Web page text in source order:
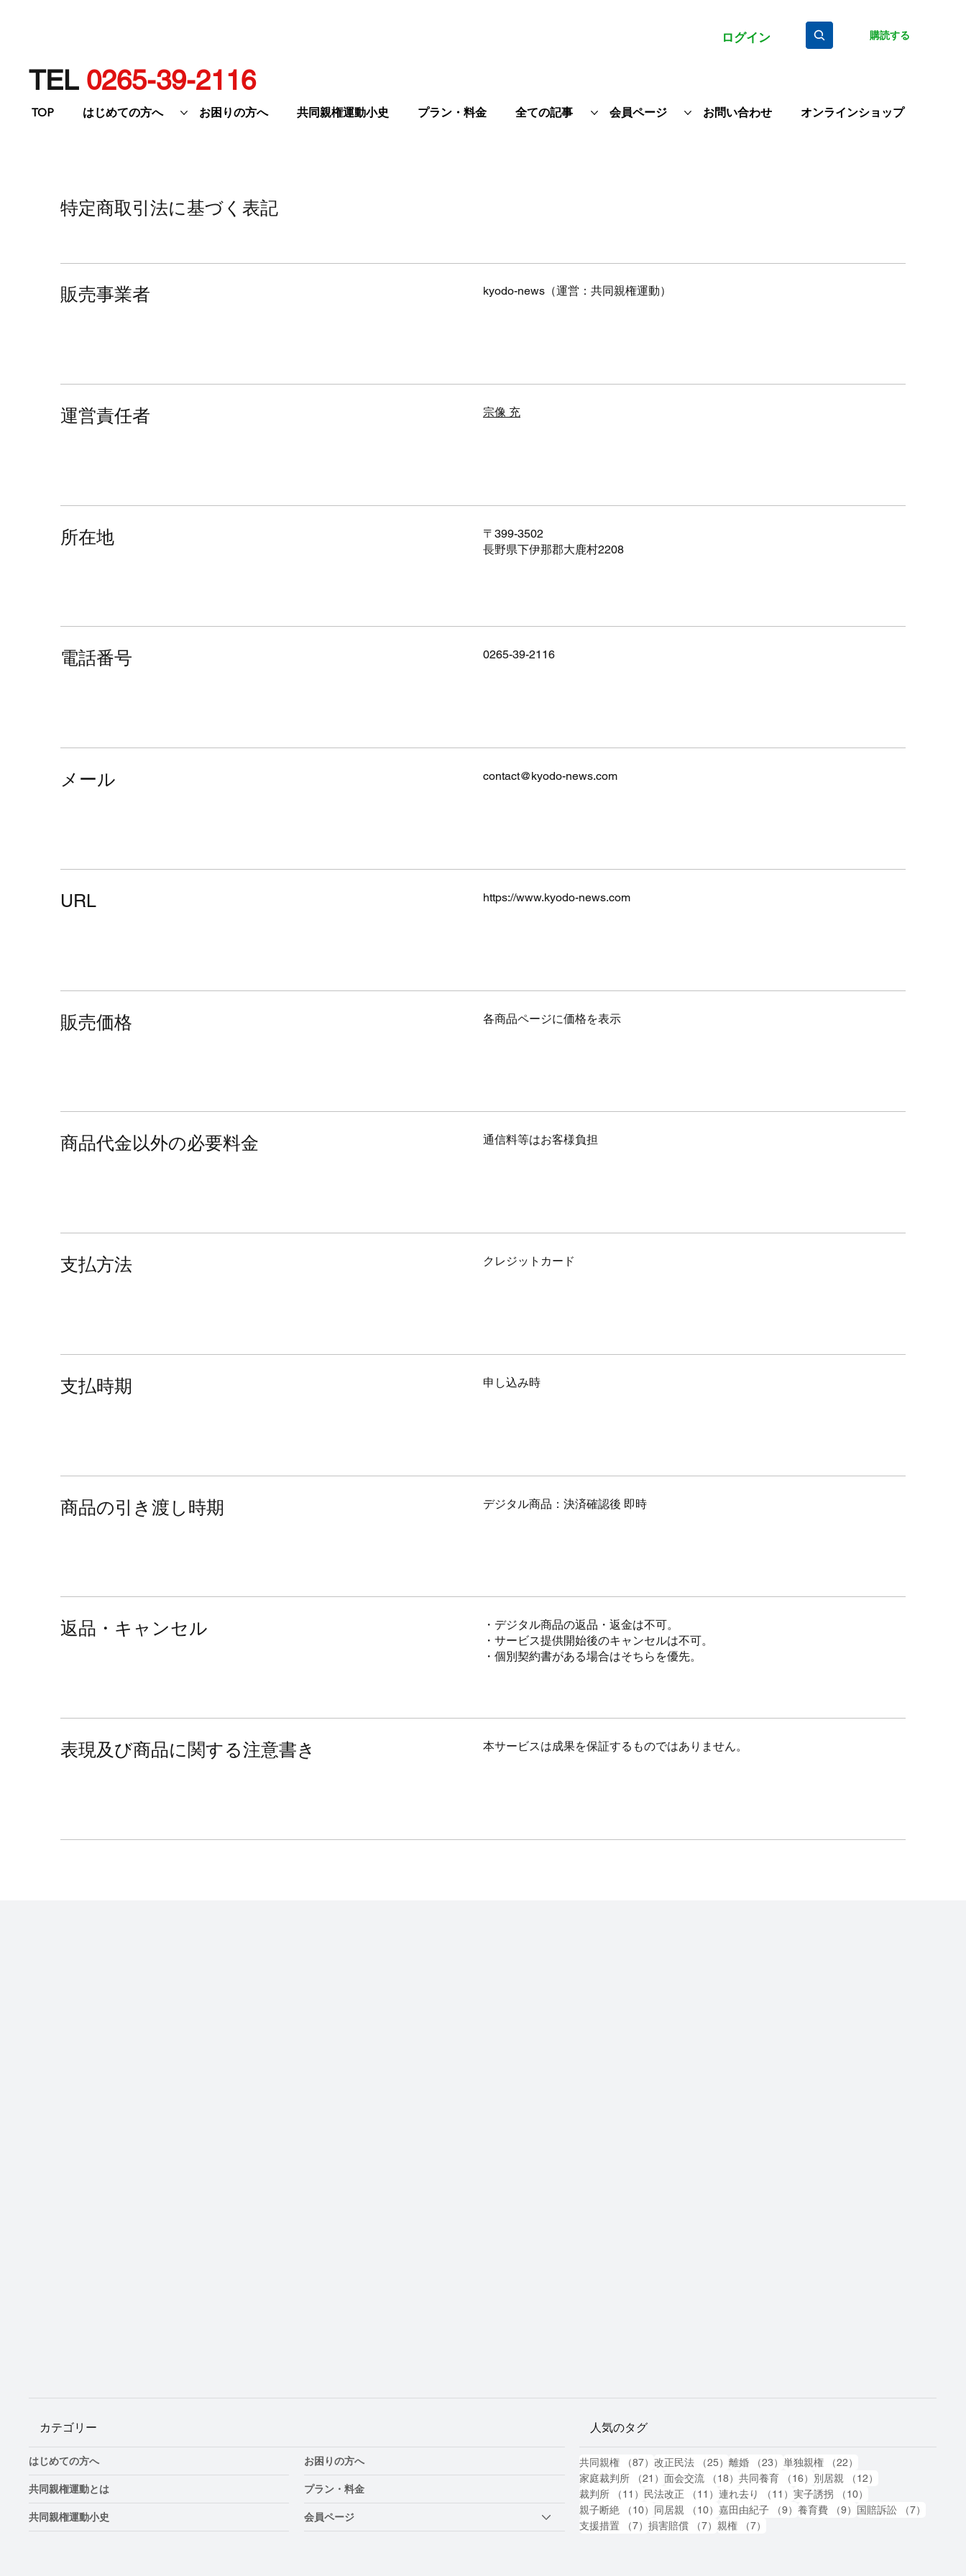
ログイン 購読する
TOP はじめての方へ お困りの方へ 共同親権運動小史 プラン・料金 全ての記事 会員ページ お問い合わせ オンラインショップ
TEL 0265-39-2116
特定商取引法に基づく表記
販売事業者 kyodo-news（運営：共同親権運動）
運営責任者 宗像 充
所在地
〒399-3502
長野県下伊那郡大鹿村2208
電話番号 0265-39-2116
メール contact@kyodo-news.com
URL https://www.kyodo-news.com
販売価格 各商品ページに価格を表示
商品代金以外の必要料金 通信料等はお客様負担
支払方法 クレジットカード
支払時期 申し込み時
商品の引き渡し時期 デジタル商品：決済確認後 即時
返品・キャンセル
・デジタル商品の返品・返金は不可。
・サービス提供開始後のキャンセルは不可。
・個別契約書がある場合はそちらを優先。
表現及び商品に関する注意書き 本サービスは成果を保証するものではありません。
カテゴリー
はじめての方へ
共同親権運動とは
共同親権運動小史
お困りの方へ
プラン・料金
会員ページ
人気のタグ
共同親権 （87）87件の記事
改正民法 （25）25件の記事
離婚 （23）23件の記事
単独親権 （22）
家庭裁判所
（21）21件の記事
面会交流 （18）18件の記事
共同養育 （16） 16件の記事
別居親 （12）
裁判所
（11） 11件の記事
民法改正 （11）11件の記事
連れ去り （11）11件の記事
実子誘拐 （10）
親子断絶
（10） 10件の記事
同居親 （10）10件の記事
嘉田由紀子 （9）9件の記事
養育費 （9） 9件の記事
国賠訴訟 （7）
支援措置
（7）7件の記事
損害賠償 （7） 7件の記事
親権 （7）